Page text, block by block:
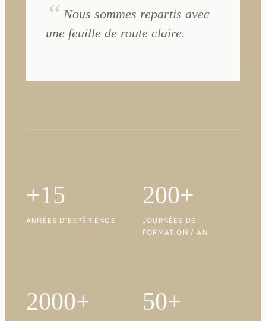
Nous sommes repartis avec
une feuille de route claire.
+15
ANNÉES D’EXPÉRIENCE
200+
JOURNÉES DE
FORMATION / AN
2000+ 50+